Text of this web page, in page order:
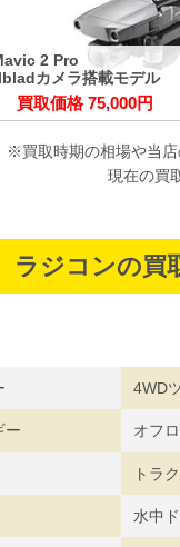
2 Pro
カメラ搭載モデル
買取価格 75,000円
※買取時期の相場や当店
現在の買
ラジコンの買
4WD
ー オフ
トラ
水中